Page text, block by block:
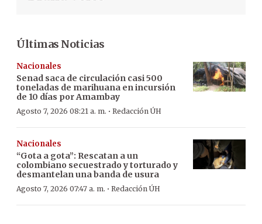
Últimas Noticias
Nacionales
Senad saca de circulación casi 500
toneladas de marihuana en incursión
de 10 días por Amambay
Agosto 7, 2026 08:21 a. m. · Redacción ÚH
Nacionales
“Gota a gota”: Rescatan a un
colombiano secuestrado y torturado y
desmantelan una banda de usura
Agosto 7, 2026 07:47 a. m. · Redacción ÚH